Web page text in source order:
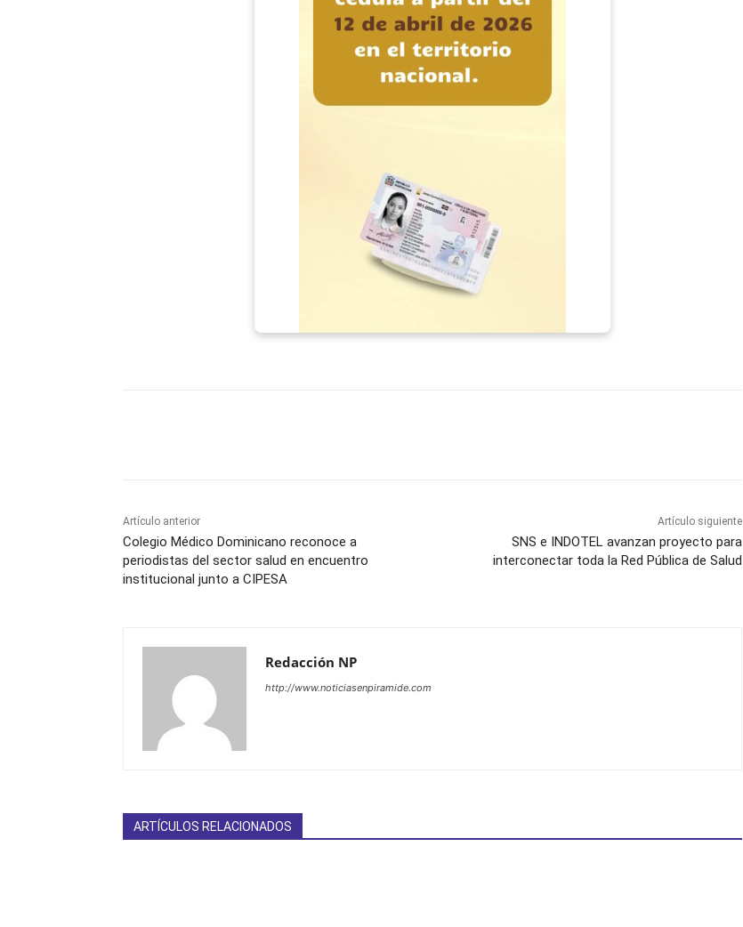
Artículo anterior
Colegio Médico Dominicano reconoce a
periodistas del sector salud en encuentro
institucional junto a CIPESA
Artículo siguiente
SNS e INDOTEL avanzan proyecto para
interconectar toda la Red Pública de Salud
Redacción NP
http://www.noticiasenpiramide.com
ARTÍCULOS RELACIONADOS